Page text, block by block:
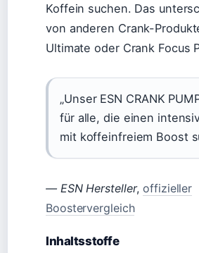
Koffein suchen. Das
von anderen Crank-
Ultimate oder Crank Focus
„Unser ESN CRANK
für alle, die einen
mit koffeinfreiem Boost
— ESN Hersteller,offizieller
Boostervergleich
Inhaltsstoffe